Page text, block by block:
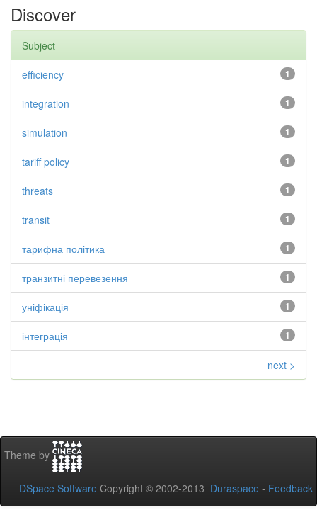
Discover
Subject
1
efficiency
1
integration
1
simulation
1
tariff policy
1
threats
1
transit
1
тарифна політика
1
транзитні перевезення
1
уніфікація
1
інтеграція
next >
Theme by
DSpace Software Copyright © 2002-2013 Duraspace - Feedback